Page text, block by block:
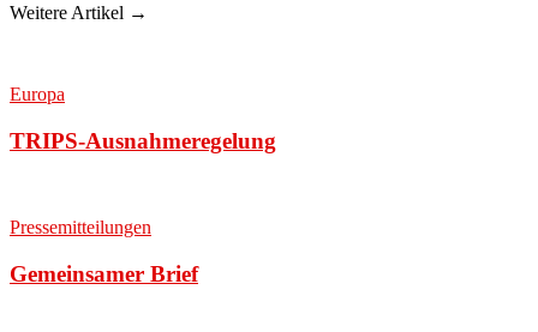
Weitere Artikel →
Europa
TRIPS-Ausnahmeregelung
Pressemitteilungen
Gemeinsamer Brief